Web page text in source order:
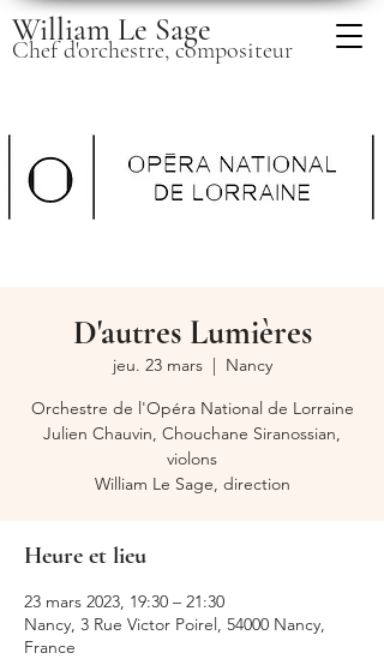
William Le Sage
Chef d'orchestre, compositeur
D'autres Lumières
jeu. 23 mars
  |
Nancy
Orchestre de l'Opéra National de Lorraine
Julien Chauvin, Chouchane Siranossian,
violons
William Le Sage, direction
Heure et lieu
23 mars 2023, 19:30 – 21:30
Nancy, 3 Rue Victor Poirel, 54000 Nancy,
France